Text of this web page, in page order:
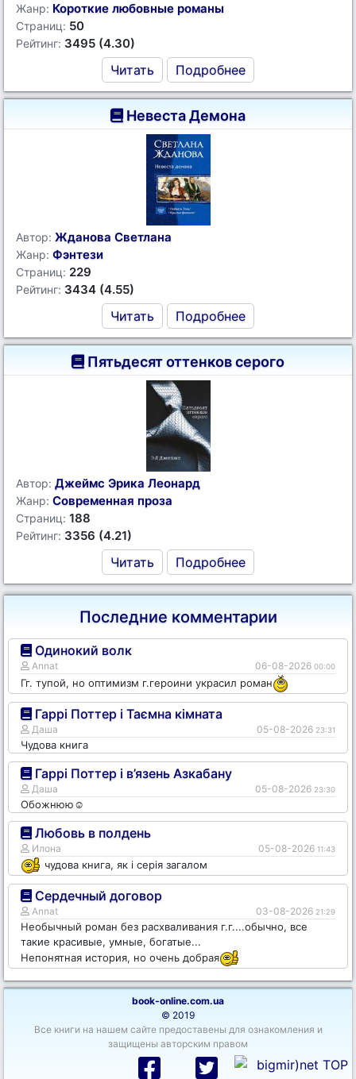
Жанр: Короткие любовные романы
Страниц: 50
Рейтинг: 3495 (4.30)
Читать Подробнее
Невеста Демона
Автор: Жданова Светлана
Жанр: Фэнтези
Страниц: 229
Рейтинг: 3434 (4.55)
Читать Подробнее
Пятьдесят оттенков серого
Автор: Джеймс Эрика Леонард
Жанр: Современная проза
Страниц: 188
Рейтинг: 3356 (4.21)
Читать Подробнее
Последние комментарии
Одинокий волк
Annat 06-08-2026 00:00
Гг. тупой, но оптимизм г.героини украсил роман
Гаррі Поттер і Таємна кімната
Даша 05-08-2026 23:31
Чудова книга
Гаррі Поттер і в’язень Азкабану
Даша 05-08-2026 23:30
Обожнюю☺️
Любовь в полдень
Илона 05-08-2026 11:43
чудова книга, як і серія загалом
Сердечный договор
Annat 03-08-2026 21:29
Необычный роман без расхваливания г.г....обычно, все
такие красивые, умные, богатые...
Непонятная история, но очень добрая
book-online.com.ua
© 2019
Все книги на нашем сайте предоставены для ознакомления и
защищены авторским правом